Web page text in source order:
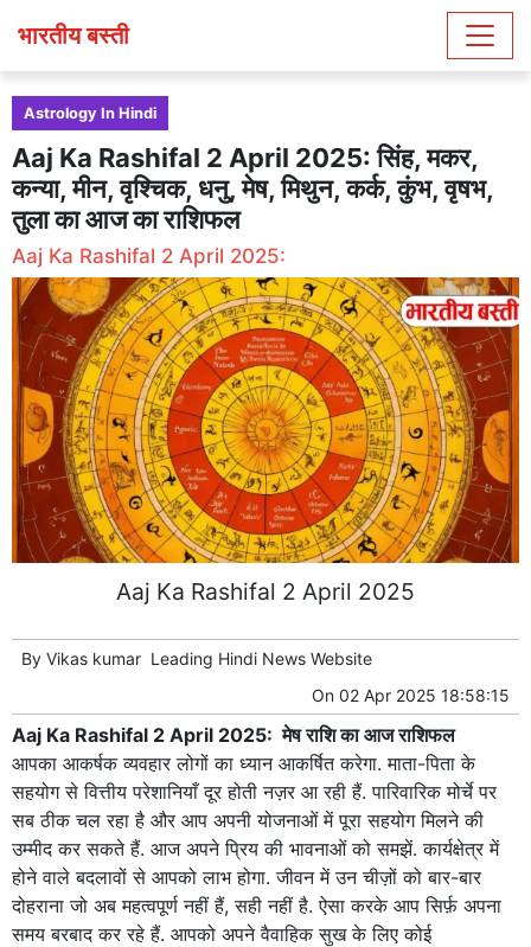
भारतीय बस्ती
Astrology In Hindi
Aaj Ka Rashifal 2 April 2025: सिंह, मकर,
कन्या, मीन, वृश्चिक, धनु, मेष, मिथुन, कर्क, कुंभ, वृषभ,
तुला का आज का राशिफल
Aaj Ka Rashifal 2 April 2025:
Aaj Ka Rashifal 2 April 2025
By Vikas kumar Leading Hindi News Website
On 02 Apr 2025 18:58:15
Aaj Ka Rashifal 2 April 2025: मेष राशि का आज राशिफल
आपका आकर्षक व्यवहार लोगों का ध्यान आकर्षित करेगा. माता-पिता के
सहयोग से वित्तीय परेशानियाँ दूर होती नज़र आ रही हैं. पारिवारिक मोर्चे पर
सब ठीक चल रहा है और आप अपनी योजनाओं में पूरा सहयोग मिलने की
उम्मीद कर सकते हैं. आज अपने प्रिय की भावनाओं को समझें. कार्यक्षेत्र में
होने वाले बदलावों से आपको लाभ होगा. जीवन में उन चीज़ों को बार-बार
दोहराना जो अब महत्वपूर्ण नहीं हैं, सही नहीं है. ऐसा करके आप सिर्फ़ अपना
समय बरबाद कर रहे हैं. आपको अपने वैवाहिक सुख के लिए कोई